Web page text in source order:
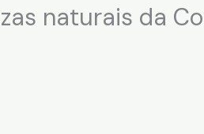
naturais da